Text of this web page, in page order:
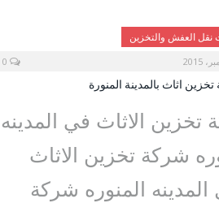
نقل العفش والتخزين
اثاث بالمدينة المنورة
تخزين الاثاث في المدينه
شركة تخزين الاثاث
المدينه المنوره شركة